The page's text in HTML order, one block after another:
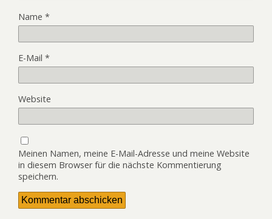
Name *
E-Mail *
Website
Meinen Namen, meine E-Mail-Adresse und meine Website
in diesem Browser für die nächste Kommentierung
speichern.